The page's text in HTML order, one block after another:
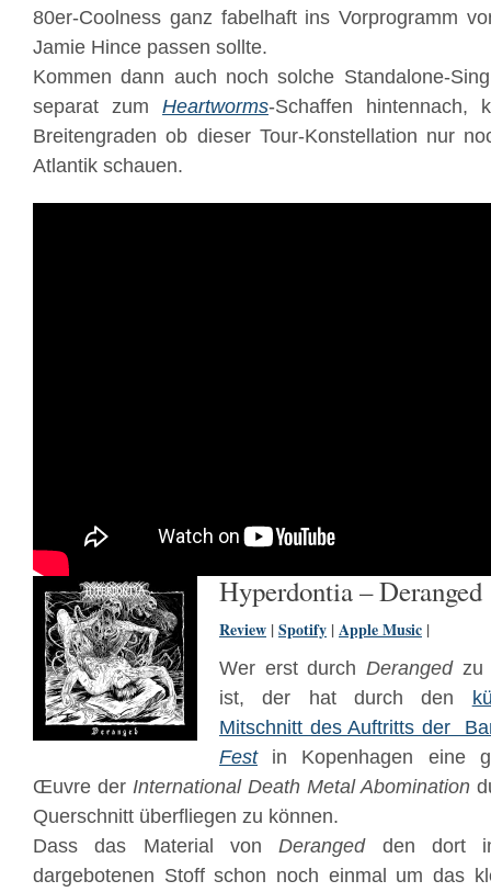
80er-Coolness ganz fabelhaft ins Vorprogramm
Jamie Hince passen sollte.
Kommen dann auch noch solche Standalone-
separat zum Heartworms-Schaffen hintennach,
Breitengraden ob dieser Tour-Konstellation nur
Atlantik schauen.
Hyperdontia – Deranged
Review |Spotify |Apple Music |
Wer erst durch Deranged
ist, der hat durch den
Mitschnitt des Auftritts der
Festin Kopenhagen eine
Œuvre der International Death Metal Abomination
Querschnitt überfliegen zu können.
Dass das Material vonDerangedden dort
dargebotenen Stoff schon noch einmal um das